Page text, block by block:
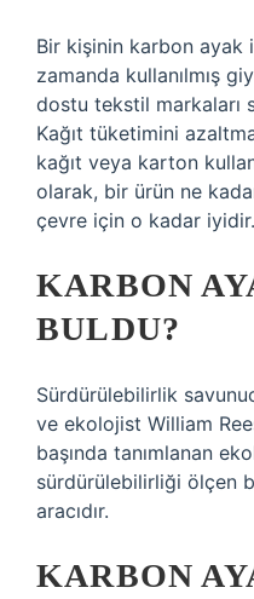
Bir kişinin karbon ayak
zamanda kullanılmış
dostu tekstil markaları
Kağıt tüketimini
kağıt veya karton
olarak, bir ürün ne
çevre için o kadar iyidir.
KARBON
BULDU?
Sürdürülebilirlik
ve ekolojist William
başında tanımlanan
sürdürülebilirliği ölçen
aracıdır.
KARBON